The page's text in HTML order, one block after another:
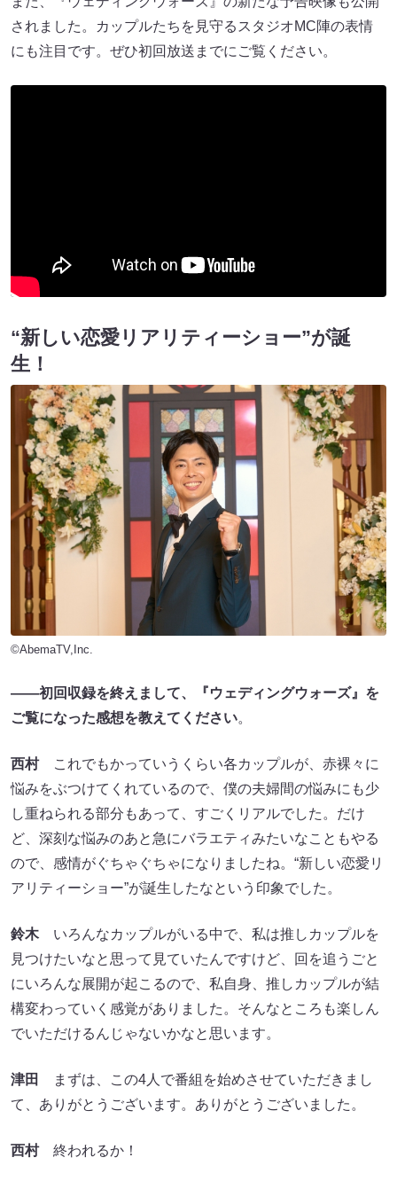
されました。カップルたちを見守るスタジオMC陣の表情
にも注目です。ぜひ初回放送までにご覧ください。
“新しい恋愛リアリティーショー”が誕
生！
©AbemaTV,Inc.
――初回収録を終えまして、『ウェディングウォーズ』を
ご覧になった感想を教えてください。
西村これでもかっていうくらい各カップルが、赤裸々に
悩みをぶつけてくれているので、僕の夫婦間の悩みにも少
し重ねられる部分もあって、すごくリアルでした。だけ
ど、深刻な悩みのあと急にバラエティみたいなこともやる
ので、感情がぐちゃぐちゃになりましたね。“新しい恋愛リ
アリティーショー”が誕生したなという印象でした。
鈴木いろんなカップルがいる中で、私は推しカップルを
見つけたいなと思って見ていたんですけど、回を追うごと
にいろんな展開が起こるので、私自身、推しカップルが結
構変わっていく感覚がありました。そんなところも楽しん
でいただけるんじゃないかなと思います。
津田
まずは、この4人で番組を始めさせていただきまし
て、ありがとうございます。ありがとうございました。
西村終われるか！